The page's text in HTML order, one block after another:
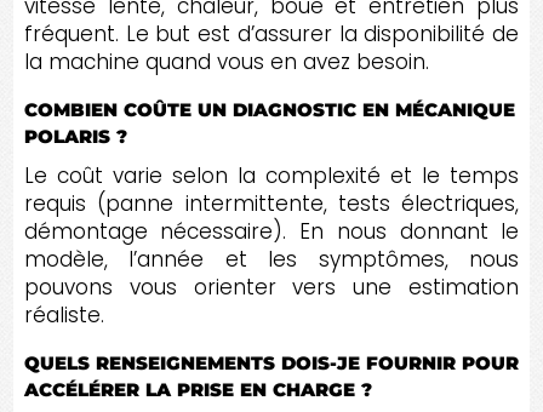
fréquent. Le but est d’assurer la disponibilité de
la machine quand vous en avez besoin.
COMBIEN COÛTE UN DIAGNOSTIC EN MÉCANIQUE
POLARIS ?
Le coût varie selon la complexité et le temps
requis (panne intermittente, tests électriques,
démontage nécessaire). En nous donnant le
modèle, l’année et les symptômes, nous
pouvons vous orienter vers une estimation
réaliste.
QUELS RENSEIGNEMENTS DOIS-JE FOURNIR POUR
ACCÉLÉRER LA PRISE EN CHARGE ?